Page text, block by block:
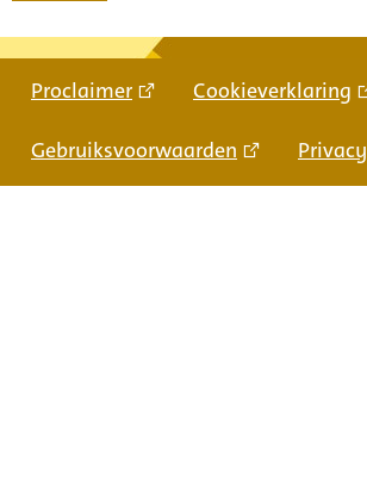
Proclaimer Cookieverklaring
Gebruiksvoorwaarden Privacy